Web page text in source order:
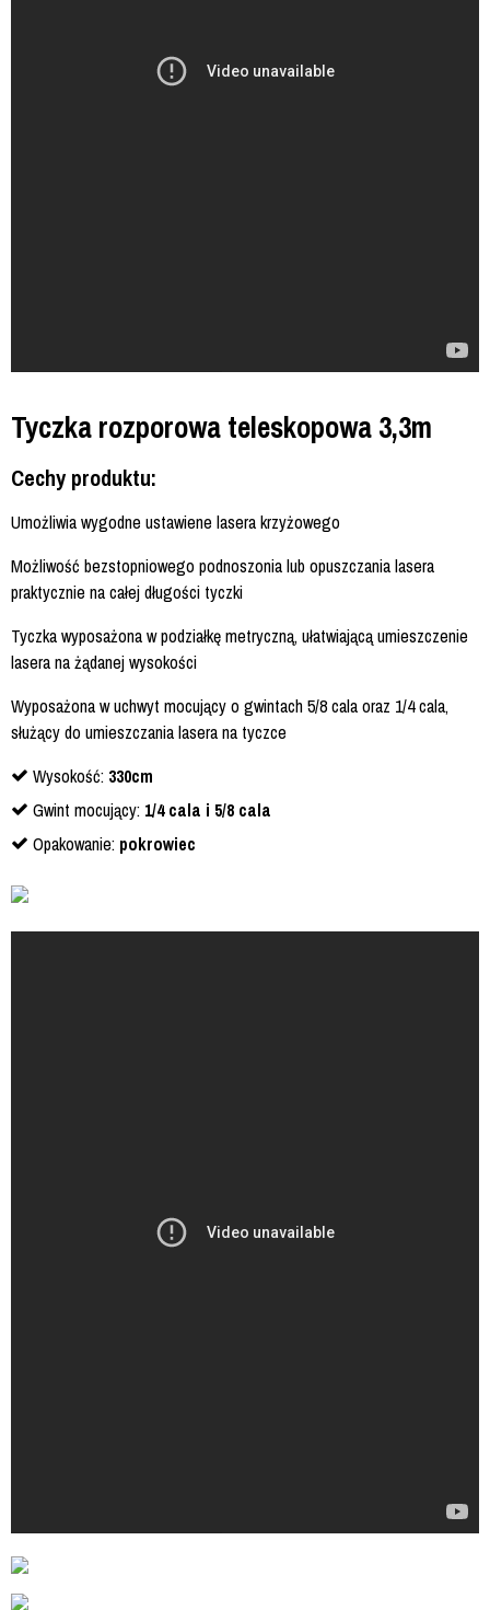
Tyczka rozporowa teleskopowa 3,3m
Cechy produktu:
Umożliwia wygodne ustawiene lasera krzyżowego
Możliwość bezstopniowego podnoszonia lub opuszczania lasera
praktycznie na całej długości tyczki
Tyczka wyposażona w podziałkę metryczną, ułatwiającą umieszczenie
lasera na żądanej wysokości
Wyposażona w uchwyt mocujący o gwintach 5/8 cala oraz 1/4 cala,
służący do umieszczania lasera na tyczce
Wysokość: 330cm
Gwint mocujący: 1/4 cala i 5/8 cala
Opakowanie: pokrowiec